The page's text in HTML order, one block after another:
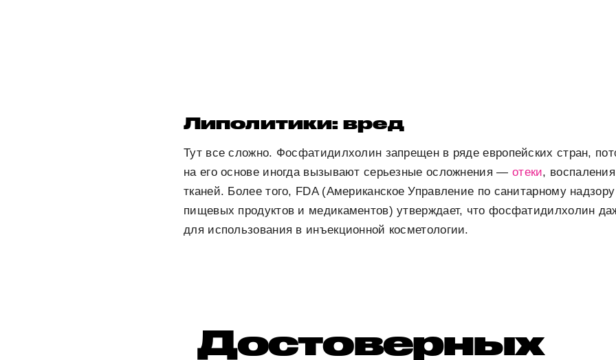
Липолитики: вред
Тут все сложно. Фосфатидилхолин запрещен в ряде европейских стран,
на его основе иногда вызывают серьезные осложнения — отеки,
тканей. Более того, FDA (Американское Управление по санитарному
пищевых продуктов и медикаментов) утверждает, что фосфатидилхолин
для использования в инъекционной косметологии.
Достоверных